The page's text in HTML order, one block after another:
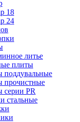
18
24
литье
плиты
поддувальные
прочистные
серии PR
стальные